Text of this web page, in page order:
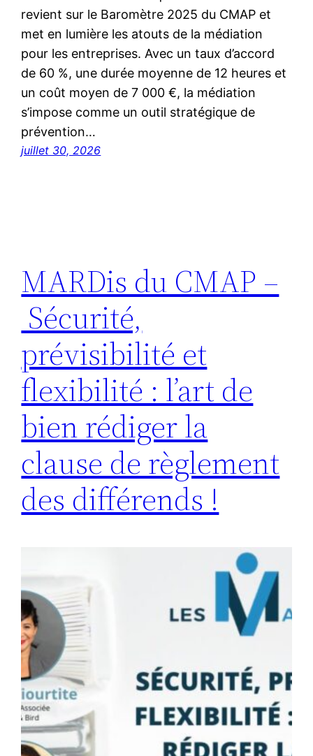
revient sur le Baromètre 2025 du CMAP et
met en lumière les atouts de la médiation
pour les entreprises. Avec un taux d’accord
de 60 %, une durée moyenne de 12 heures et
un coût moyen de 7 000 €, la médiation
s’impose comme un outil stratégique de
prévention…
juillet 30, 2026
MARDis du CMAP –
Sécurité,
prévisibilité et
flexibilité : l’art de
bien rédiger la
clause de règlement
des différends !